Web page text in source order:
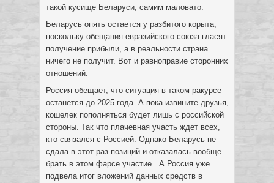
такой кусище Беларуси, самим маловато.
Беларусь опять остается у разбитого корыта,
поскольку обещания евразийского союза гласят
получение прибыли, а в реальности страна
ничего не получит. Вот и равноправие сторонних
отношений.
Россия обещает, что ситуация в таком ракурсе
останется до 2025 года. А пока извините друзья,
кошелек пополняться будет лишь с российской
стороны. Так что плачевная участь ждет всех,
кто связался с Россией. Однако Беларусь не
сдала в этот раз позиций и отказалась вообще
брать в этом фарсе участие. А Россия уже
подвела итог вложений данных средств в